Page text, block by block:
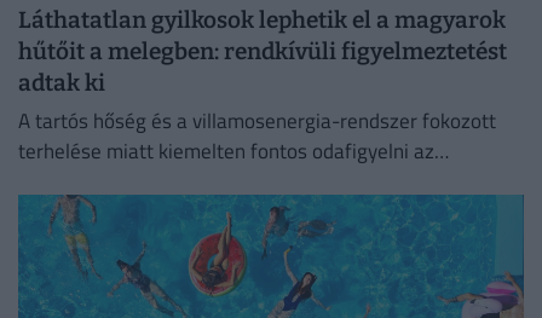
Láthatatlan gyilkosok lephetik el a magyarok
hűtőit a melegben: rendkívüli figyelmeztetést
adtak ki
A tartós hőség és a villamosenergia-rendszer fokozott
terhelése miatt kiemelten fontos odafigyelni az